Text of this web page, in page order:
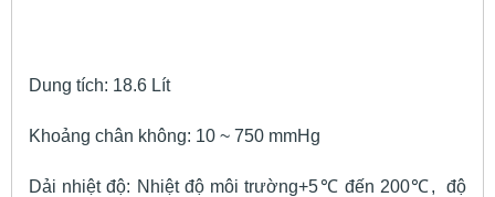
Dung tích: 18.6 Lít
Khoảng chân không: 10 ~ 750 mmHg
Dải nhiệt độ: Nhiệt độ môi trường+5℃ đến 200℃, độ